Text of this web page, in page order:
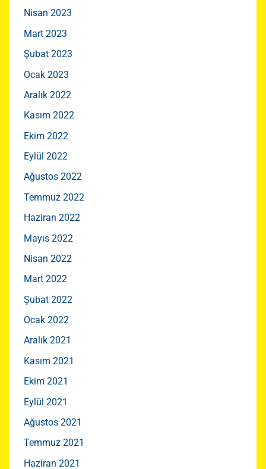
Nisan 2023
Mart 2023
Şubat 2023
Ocak 2023
Aralık 2022
Kasım 2022
Ekim 2022
Eylül 2022
Ağustos 2022
Temmuz 2022
Haziran 2022
Mayıs 2022
Nisan 2022
Mart 2022
Şubat 2022
Ocak 2022
Aralık 2021
Kasım 2021
Ekim 2021
Eylül 2021
Ağustos 2021
Temmuz 2021
Haziran 2021